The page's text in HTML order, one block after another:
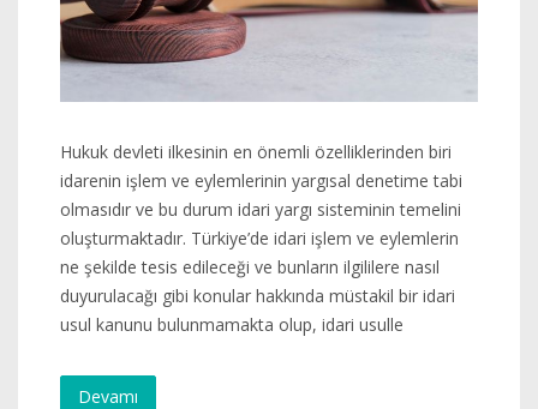
Hukuk devleti ilkesinin en önemli özelliklerinden biri
idarenin işlem ve eylemlerinin yargısal denetime tabi
olmasıdır ve bu durum idari yargı sisteminin temelini
oluşturmaktadır. Türkiye’de idari işlem ve eylemlerin
ne şekilde tesis edileceği ve bunların ilgililere nasıl
duyurulacağı gibi konular hakkında müstakil bir idari
usul kanunu bulunmamakta olup, idari usulle
Devamı